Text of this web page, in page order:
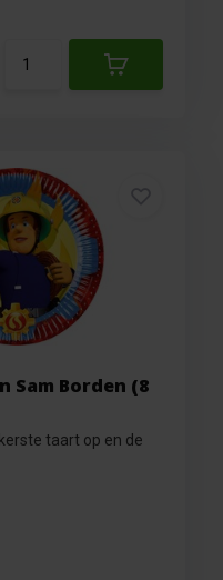
Sam Borden (8
taart op en de